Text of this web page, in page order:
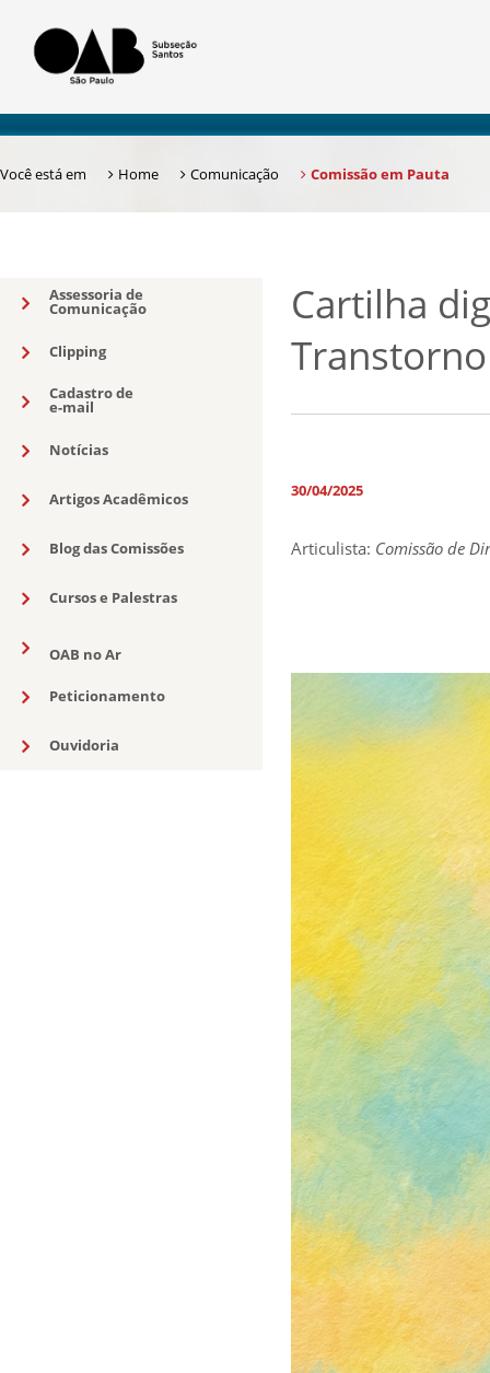
Você está em Home Comunicação Comissão em Pauta
Assessoria de
Comunicação
Clipping
Cadastro de
e-mail
Notícias
Artigos Acadêmicos
Blog das Comissões
Cursos e Palestras
OAB no Ar
Peticionamento
Ouvidoria
Cartilha
30/04/2025
Articulista: Comissão de